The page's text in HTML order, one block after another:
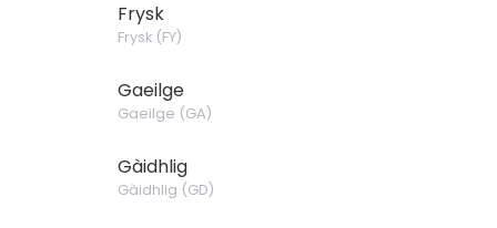
Frysk
Frysk(FY)
Gaeilge
Gaeilge (GA)
Gàidhlig
Gàidhlig (GD)